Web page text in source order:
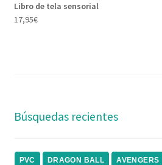
Libro de tela sensorial
17,95€
Búsquedas recientes
PVC DRAGON BALL AVENGERS